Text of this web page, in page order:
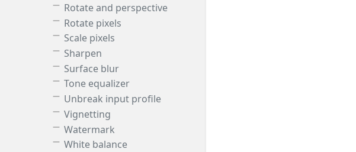
Rotate and perspective
Rotate pixels
Scale pixels
Sharpen
Surface blur
Tone equalizer
Unbreak input profile
Vignetting
Watermark
White balance